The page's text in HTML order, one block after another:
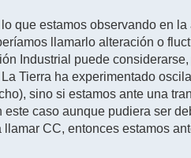
que estamos observando en la
llamarlo alteración o
Industrial puede
Tierra ha experimentado
sino si estamos ante una
caso aunque pudiera ser
CC, entonces estamos